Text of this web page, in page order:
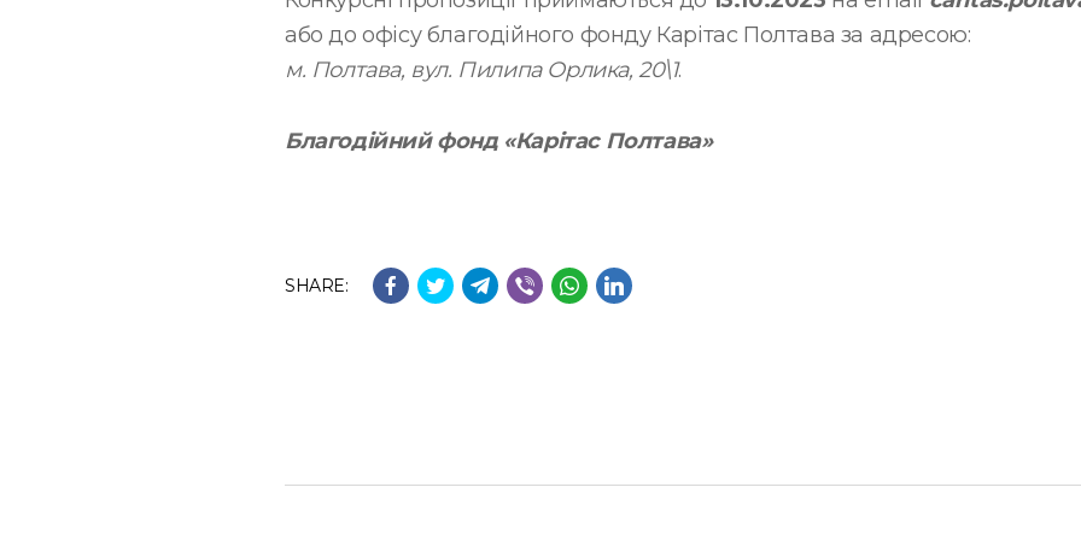
або до офісу благодійного фонду Карітас Полтава за адресою:
м. Полтава, вул. Пилипа Орлика, 20\1.
Благодійний фонд «Карітас Полтава»
SHARE: